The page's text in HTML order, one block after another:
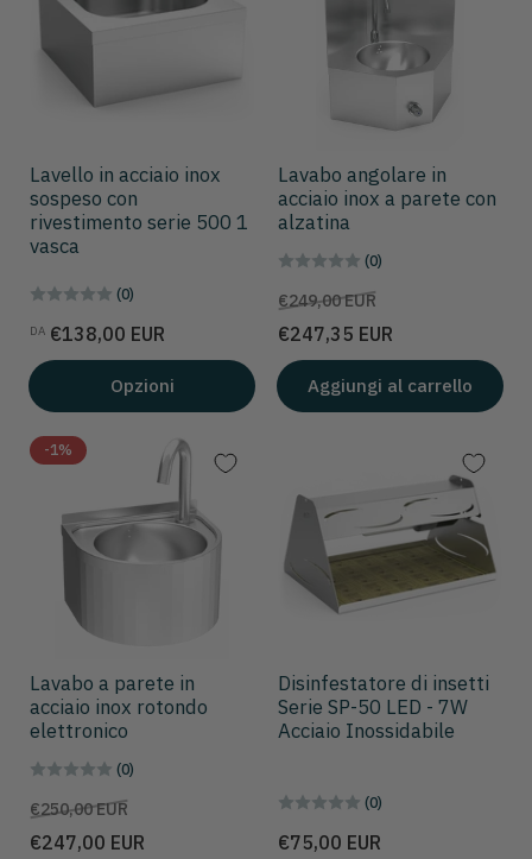
Lavello in acciaio inox
sospeso con
rivestimento serie 500 1
vasca
(0)
Prezzo
DA €138,00 EUR
Opzioni
Lavabo angolare in
acciaio inox a parete con
alzatina
(0)
Prezzo
€249,00 EUR
scontato
€247,35 EUR
Aggiungi al carrello
-1%
Lavabo a parete in
acciaio inox rotondo
elettronico
(0)
Prezzo
€250,00 EUR
scontato
€247,00 EUR
Disinfestatore di insetti
Serie SP-50 LED - 7W
Acciaio Inossidabile
(0)
Prezzo
€75,00 EUR